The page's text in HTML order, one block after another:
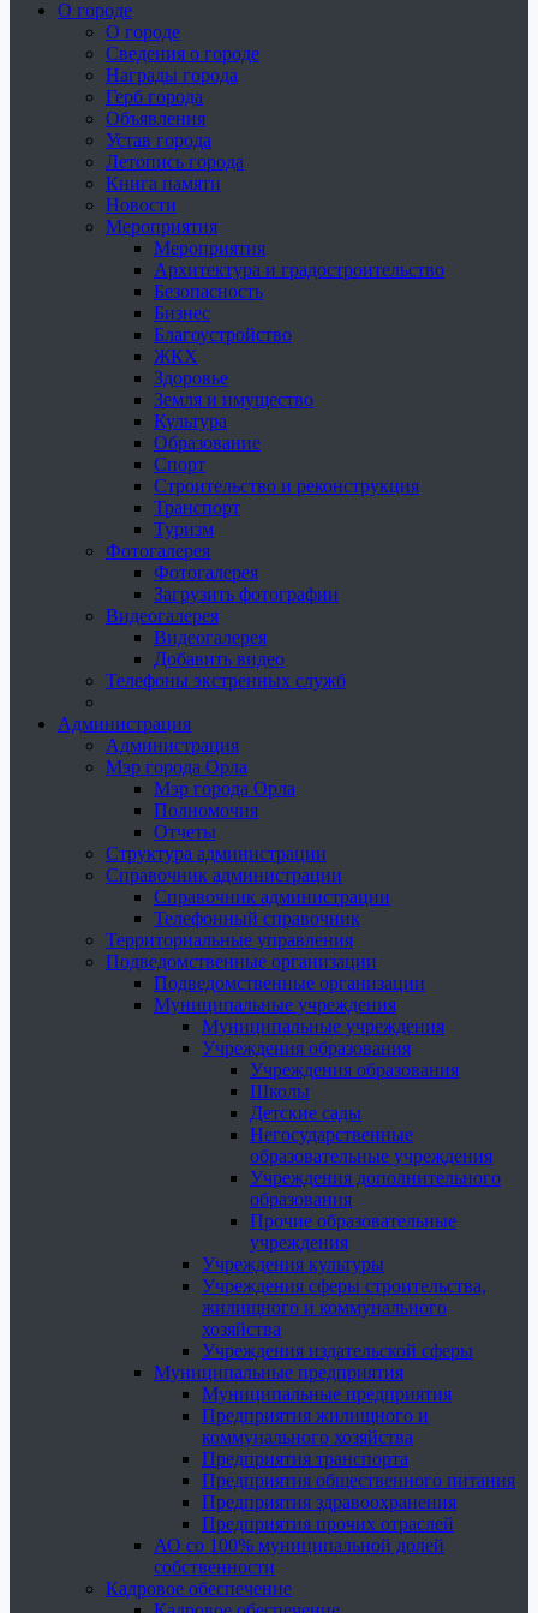
О городе
О городе
Сведения о городе
Награды города
Герб города
Объявления
Устав города
Летопись города
Книга памяти
Новости
Мероприятия
Мероприятия
Архитектура и градостроительство
Безопасность
Бизнес
Благоустройство
ЖКХ
Здоровье
Земля и имущество
Культура
Образование
Спорт
Строительство и реконструкция
Транспорт
Туризм
Фотогалерея
Фотогалерея
Загрузить фотографии
Видеогалерея
Видеогалерея
Добавить видео
Телефоны экстренных служб
Администрация
Администрация
Мэр города Орла
Мэр города Орла
Полномочия
Отчеты
Структура администрации
Справочник администрации
Справочник администрации
Телефонный справочник
Территориальные управления
Подведомственные организации
Подведомственные организации
Муниципальные учреждения
Муниципальные учреждения
Учреждения образования
Учреждения образования
Школы
Детские сады
Негосударственные
образовательные учреждения
Учреждения дополнительного
образования
Прочие образовательные
учреждения
Учреждения культуры
Учреждения сферы строительства,
жилищного и коммунального
хозяйства
Учреждения издательской сферы
Муниципальные предприятия
Муниципальные предприятия
Предприятия жилищного и
коммунального хозяйства
Предприятия транспорта
Предприятия общественного питания
Предприятия здравоохранения
Предприятия прочих отраслей
АО со 100% муниципальной долей
собственности
Кадровое обеспечение